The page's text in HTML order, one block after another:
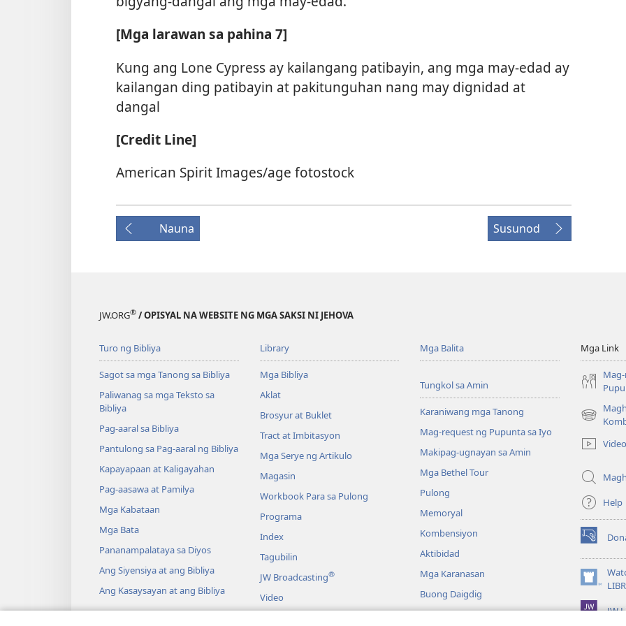
[Mga larawan sa pahina 7]
Kung ang Lone Cypress ay kailangang patibayin, ang mga may-edad ay
kailangan ding patibayin at pakitunguhan nang may dignidad at
dangal
[Credit Line]
American Spirit Images/age fotostock
Nauna Susunod
JW.ORG® / OPISYAL NA WEBSITE NG MGA SAKSI NI JEHOVA
Turo ng Bibliya
Sagot sa mga Tanong sa Bibliya
Paliwanag sa mga Teksto sa
Bibliya
Pag-aaral sa Bibliya
Pantulong sa Pag-aaral ng Bibliya
Kapayapaan at Kaligayahan
Pag-aasawa at Pamilya
Mga Kabataan
Mga Bata
Pananampalataya sa Diyos
Ang Siyensiya at ang Bibliya
Ang Kasaysayan at ang Bibliya
Library
Mga Bibliya
Aklat
Brosyur at Buklet
Tract at Imbitasyon
Mga Serye ng Artikulo
Magasin
Workbook Para sa Pulong
Programa
Index
Tagubilin
JW Broadcasting®
Video
Mga Balita
Tungkol sa Amin
Karaniwang mga Tanong
Mag-request ng Pupunta sa Iyo
Makipag-ugnayan sa Amin
Mga Bethel Tour
Pulong
Memoryal
Kombensiyon
Aktibidad
Mga Karanasan
Buong Daigdig
Mga Link
(may
na
window)
Video
Help
(may
bubukas
na
bagong
(may
bubukas
na
JW